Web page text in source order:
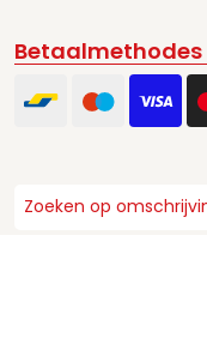
Betaalmethodes